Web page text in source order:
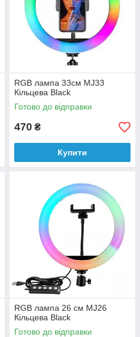
RGB лампа 33см MJ33
Кільцева Black
Готово до відправки
470 ₴
Купити
RGB лампа 26 см MJ26
Кільцева Black
Готово до відправки